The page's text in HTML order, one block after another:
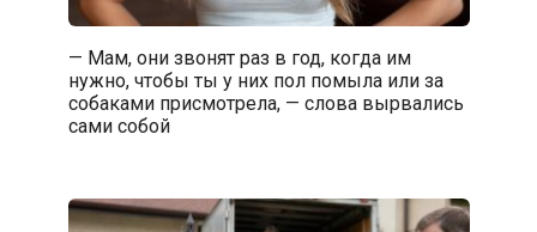
— Мам, они звонят раз в год, когда им
нужно, чтобы ты у них пол помыла или за
собаками присмотрела, — слова вырвались
сами собой